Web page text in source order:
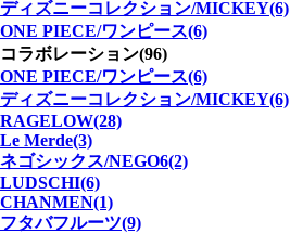
ディズニーコレクション/MICKEY(6)
ONE PIECE/ワンピース(6)
コラボレーション(96)
ONE PIECE/ワンピース(6)
ディズニーコレクション/MICKEY(6)
RAGELOW(28)
Le Merde(3)
ネゴシックス/NEGO6(2)
LUDSCHI(6)
CHANMEN(1)
フタバフルーツ(9)